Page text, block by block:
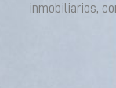
inmobiliarios,